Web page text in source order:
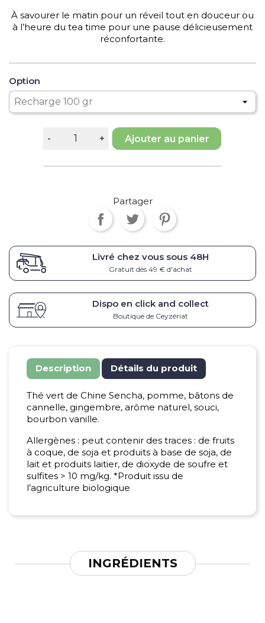
À savourer le matin pour un réveil tout en douceur ou
à l’heure du tea time pour une pause délicieusement
réconfortante.
Option
Ajouter au panier
Partager
Livré chez vous sous 48H
Gratuit dès 49 € d'achat
Dispo en click and collect
Boutique de Ceyzériat
Description Détails du produit
Thé vert de Chine Sencha, pomme, bâtons de
cannelle, gingembre, arôme naturel, souci,
bourbon vanille.
Allergènes : peut contenir des traces : de fruits
à coque, de soja et produits à base de soja, de
lait et produits laitier, de dioxyde de soufre et
sulfites > 10 mg/kg. *Produit issu de
l’agriculture biologique
INGRÉDIENTS